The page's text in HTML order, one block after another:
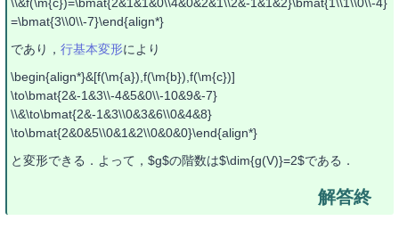
=\bmat{3\\0\\-7}\end{align*}
であり， 行基本変形により
\begin{align*}&[f(\m{a}),f(\m{b}),f(\m{c})]
\to\bmat{2&-1&3\\-4&5&0\\-10&9&-7}
\\&\to\bmat{2&-1&3\\0&3&6\\0&4&8}
\to\bmat{2&0&5\\0&1&2\\0&0&0}\end{align*}
と変形できる．よって，$g$の階数は$\dim{g(V)}=2$である．